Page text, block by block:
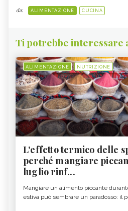
da: ALIMENTAZIONE CUCINA
Ti potrebbe interessare
ALIMENTAZIONE NUTRIZIONE
L'effetto termico delle
perché mangiare
luglio rinf...
Mangiare un alimento piccante
estiva può sembrare un paradosso: il